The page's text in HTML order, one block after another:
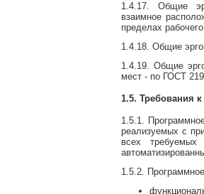
1.4.17. Общие
взаимное
пределах
1.4.18. Общие
1.4.19. Общие
мест - по ГОСТ
1.5. Требования
1.5.1.
реализуемых с
всех требуемых
1.5.2.